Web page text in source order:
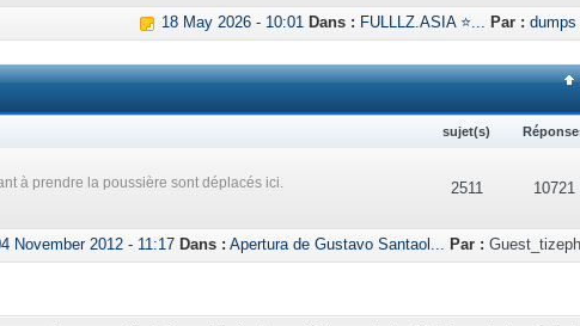
18 May 2026 - 10:01 Dans : FULLLZ.ASIA ⭐... Par : dumps
sujet(s)
à prendre la poussière sont déplacés ici. 2511 10721
November 2012 - 11:17 Dans : Apertura de Gustavo Santaol... Par :